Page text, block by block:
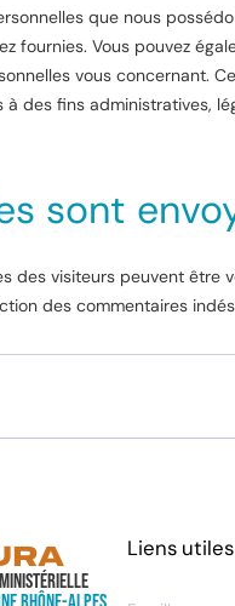
que nous
fournies. Vous pouvez
vous concernant.
des fins administratives,
sont
des visiteurs peuvent être
des commentaires
Liens utiles